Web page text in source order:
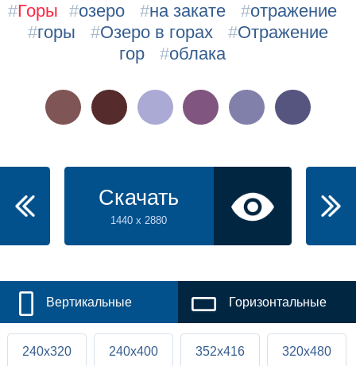
#Горы #озеро #на закате #отражение
#горы #Озеро в горах #Отражение
гор
#облака
Скачать
1440 x 2880
Вертикальные Горизонтальные
240x320 240x400 352x416 320x480